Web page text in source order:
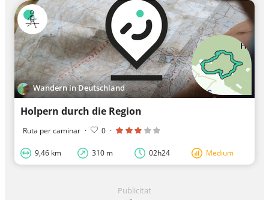
Wandern in Deutschland
Holpern durch die Region
Ruta per caminar · 0 ·
9,46 km 310 m 02h24 Medium
Publicitat